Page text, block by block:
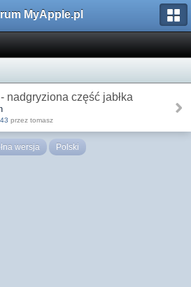
MyApple.pl
nadgryziona część jabłka
przez tomasz
wersja Polski